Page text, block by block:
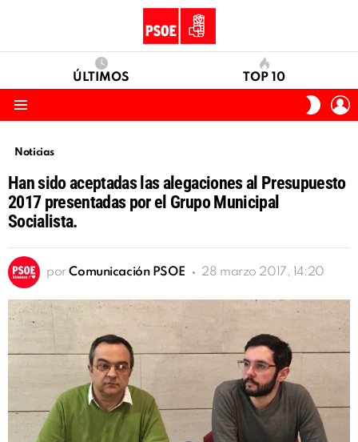
ÚLTIMOS TOP 10
SKIN
Noticias
Han sido aceptadas las alegaciones al Presupuesto
2017 presentadas por el Grupo Municipal
Socialista.
por Comunicación PSOE 28 marzo 2017, 14:20